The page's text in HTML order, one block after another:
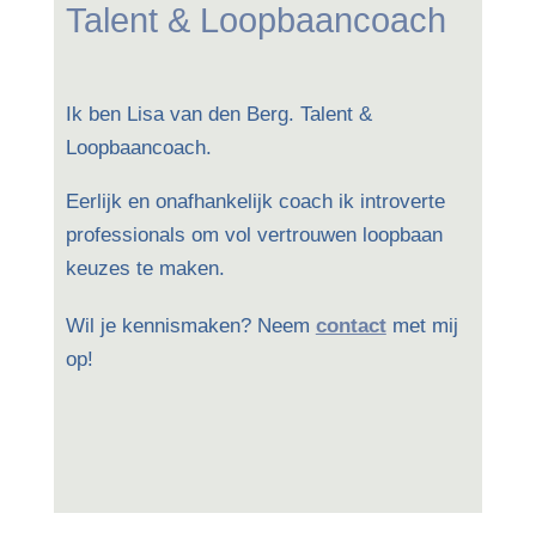
Talent & Loopbaancoach
Ik ben Lisa van den Berg. Talent &
Loopbaancoach.
Eerlijk en onafhankelijk coach ik introverte
professionals om vol vertrouwen loopbaan
keuzes te maken.
Wil je kennismaken? Neem contact met mij
op!